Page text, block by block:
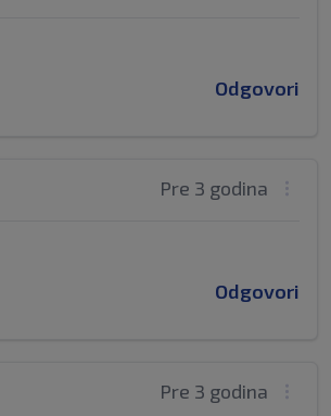
Odgovori
Pre 3 godina
Odgovori
Pre 3 godina